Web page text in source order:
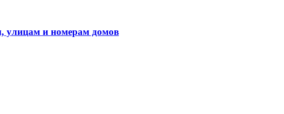
улицам и номерам домов